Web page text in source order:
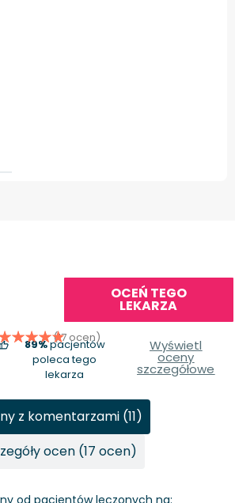
OCEŃ TEGO
LEKARZA
(17 ocen)
89%pacjentów
poleca tego
lekarza
Wyświetl
oceny
szczegółowe
od pacjentów leczonych na:
z komentarzami (11)
ocen (17 ocen)